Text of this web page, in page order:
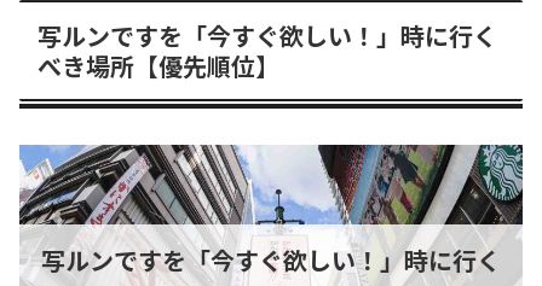
写ルンですを「今すぐ欲しい！」時に行く
べき場所【優先順位】
写ルンですを「今すぐ欲しい！」時に行く